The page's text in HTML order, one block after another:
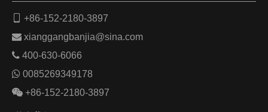
+86-152-2180-3897
 xianggangbanjia@sina.com
 400-630-6066
 0085269349178
 +86-152-2180-3897